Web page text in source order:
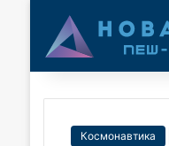
Космонавтика